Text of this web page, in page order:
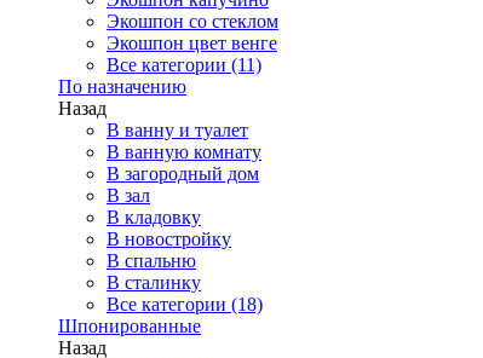
Экошпон со стеклом
Экошпон цвет венге
Все категории (11)
По назначению
Назад
В ванну и туалет
В ванную комнату
В загородный дом
В зал
В кладовку
В новостройку
В спальню
В сталинку
Все категории (18)
Шпонированные
Назад